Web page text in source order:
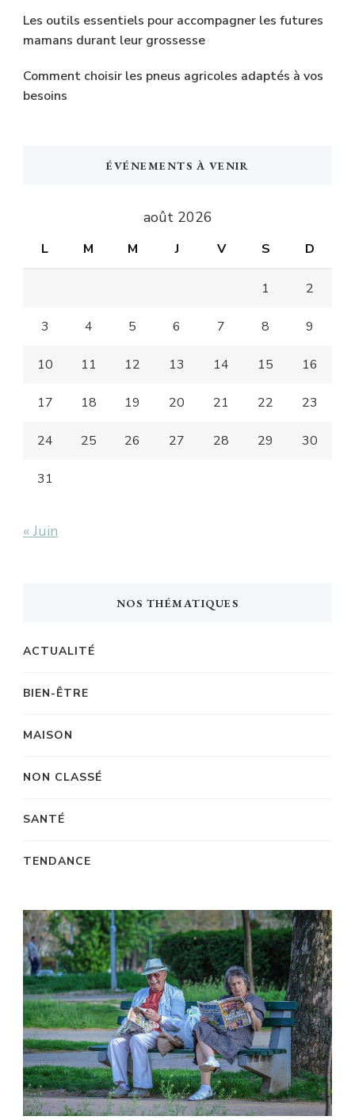
Les outils essentiels pour accompagner les futures
mamans durant leur grossesse
Comment choisir les pneus agricoles adaptés à vos
besoins
ÉVÉNEMENTS À VENIR
août 2026
L M M J V S D
1 2
3 4 5 6 7 8 9
10 11 12 13 14 15 16
17 18 19 20 21 22 23
24 25 26 27 28 29 30
31
« Juin
NOS THÉMATIQUES
ACTUALITÉ
BIEN-ÊTRE
MAISON
NON CLASSÉ
SANTÉ
TENDANCE